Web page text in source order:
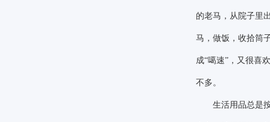
的老马，从院子里
马，做饭，收拾筒
成“噶速”，又很喜
不多。
生活用品总是按